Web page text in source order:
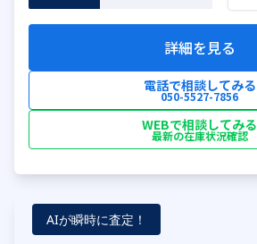
詳細を見る
電話で相談してみる
050-5527-7856
WEBで相談してみる
最新の在庫状況確認
AIが瞬時に査定！